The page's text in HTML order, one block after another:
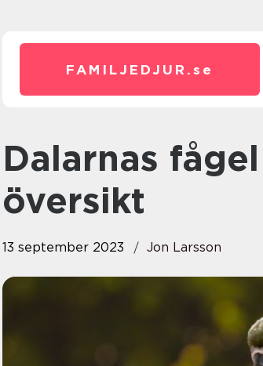
FAMILJEDJUR. se
Dalarnas fågel – en grundlig
översikt
13 september 2023 Jon Larsson